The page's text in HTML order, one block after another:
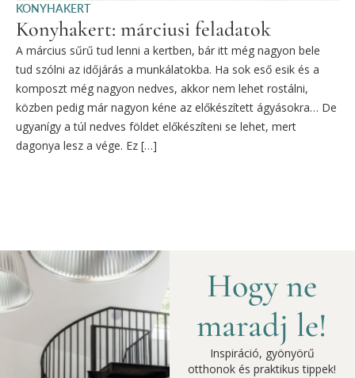
KONYHAKERT
Konyhakert: márciusi feladatok
A március sűrű tud lenni a kertben, bár itt még nagyon bele
tud szólni az időjárás a munkálatokba. Ha sok eső esik és a
komposzt még nagyon nedves, akkor nem lehet rostálni,
közben pedig már nagyon kéne az előkészített ágyásokra… De
ugyanígy a túl nedves földet előkészíteni se lehet, mert
dagonya lesz a vége. Ez […]
Hogy ne
maradj le!
Inspiráció, gyönyörű
otthonok és praktikus tippek!